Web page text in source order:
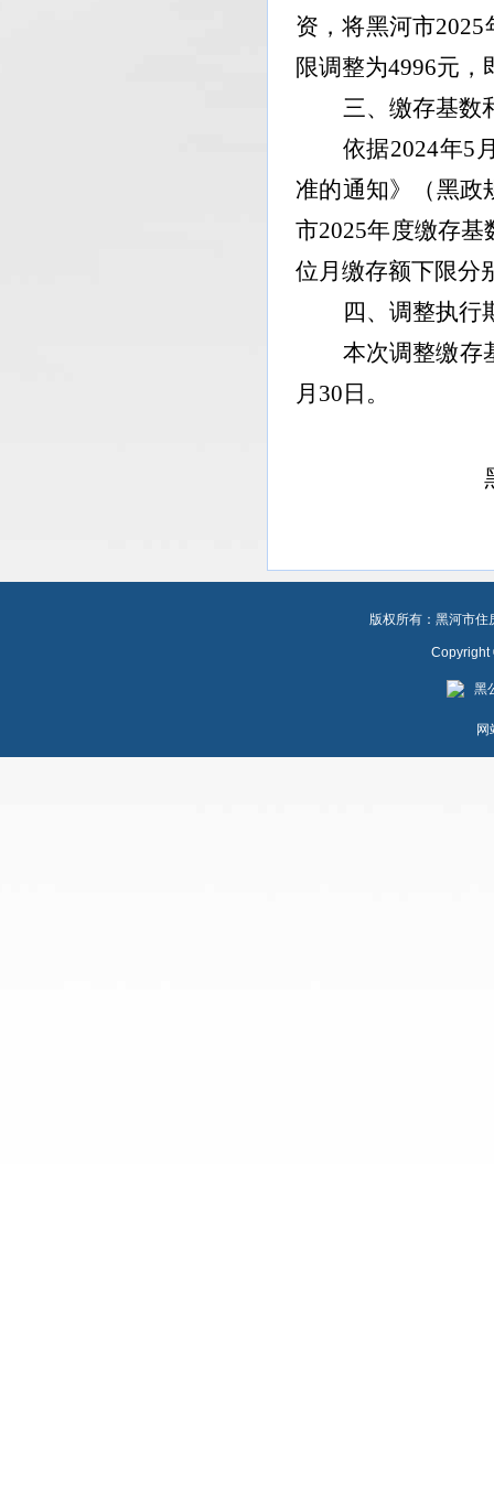
资，将黑河市2025
限调整为4996元，
三、缴存基数
依据2024年5
准的通知》（黑政
市2025年度缴存基
位月缴存额下限分
四、调整执行
本次调整缴存
月 30 日。
版权所有：黑河市
黑